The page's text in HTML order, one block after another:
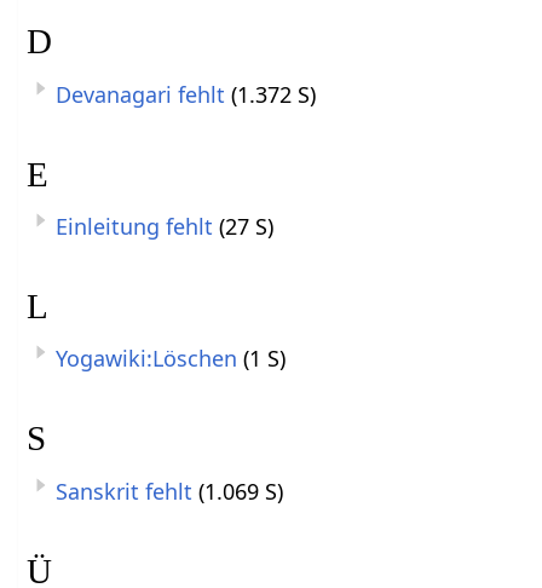
D
Devanagari fehlt (1.372 S)
E
Einleitung fehlt (27 S)
L
Yogawiki:Löschen (1 S)
S
Sanskrit fehlt (1.069 S)
Ü